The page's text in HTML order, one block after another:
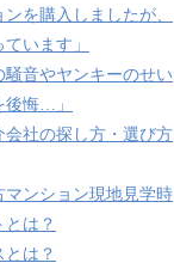
を購入しましたが、
います」
音やヤンキーのせい
後悔…」
社の探し方・選び方
ンション現地見学時
は？
は？